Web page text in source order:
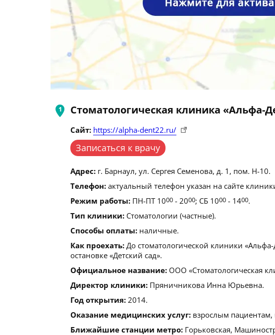
Стоматологическая клиника «Альфа-
Сайт: https://alpha-dent22.ru/
Записаться к врачу
Адрес: г. Барнаул, ул. Сергея Семенова, д. 1, пом. Н-10.
Телефон: актуальный телефон указан на сайте
Режим работы: ПН-ПТ 1000 - 2000; СБ 1000 - 1400.
Тип клиники: Стоматологии (частные).
Способы оплаты: наличные.
Как проехать: До стоматологической клиники
остановке «Детский сад».
Официальное название: ООО «Стоматологическая
Директор клиники: Пряничникова Инна Юрьевна.
Год открытия: 2014.
Оказание медицинских услуг: взрослым пациентам,
Ближайшие станции метро: Горьковская,